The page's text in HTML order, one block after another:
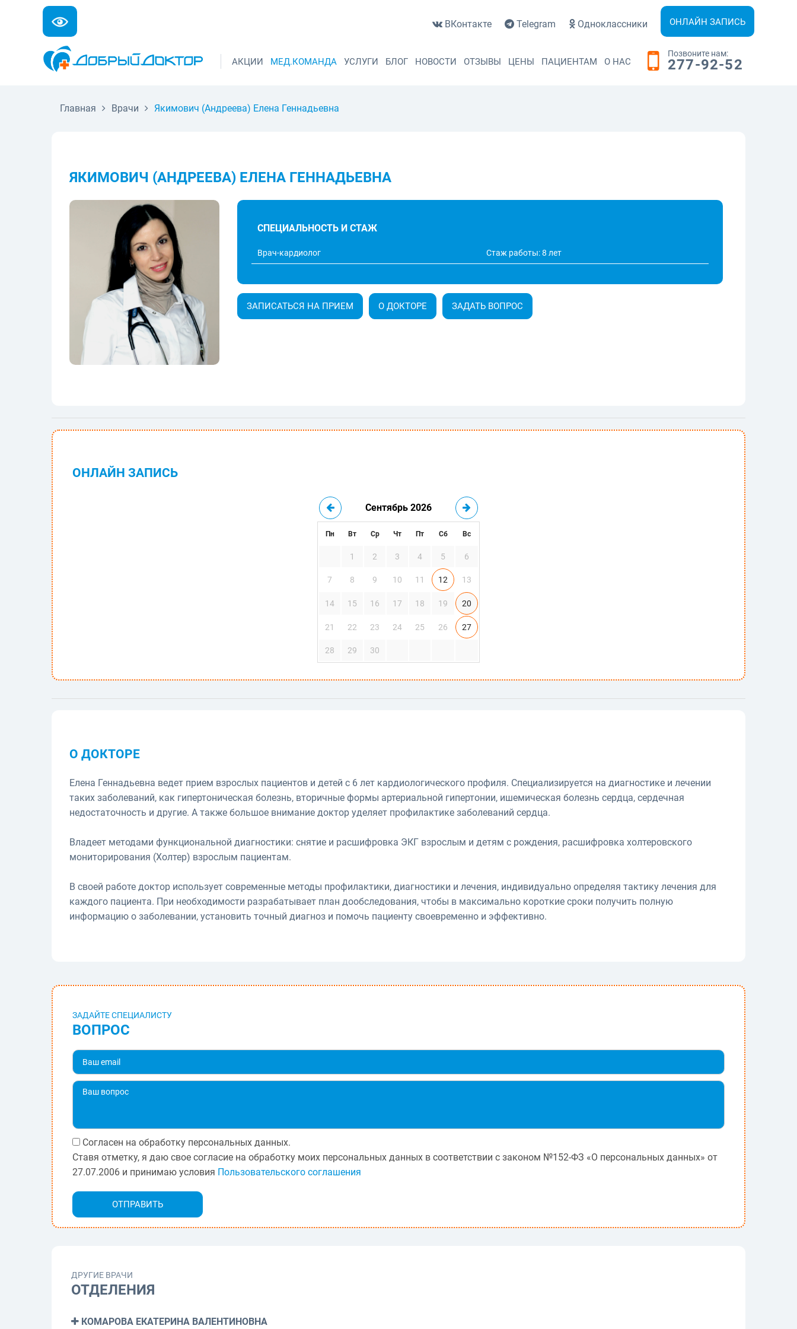
ВКонтакте Telegram Одноклассники ОНЛАЙН ЗАПИСЬ
АКЦИИ МЕД.КОМАНДА УСЛУГИ БЛОГ НОВОСТИ ОТЗЫВЫ ЦЕНЫ ПАЦИЕНТАМ О НАС
Позвоните нам:
277-92-52
Главная Врачи Якимович (Андреева) Елена Геннадьевна
ЯКИМОВИЧ (АНДРЕЕВА) ЕЛЕНА ГЕННАДЬЕВНА
СПЕЦИАЛЬНОСТЬ И СТАЖ
Врач-кардиолог Стаж работы: 8 лет
ЗАПИСАТЬСЯ НА ПРИЕМ О ДОКТОРЕ ЗАДАТЬ ВОПРОС
ОНЛАЙН ЗАПИСЬ
Сентябрь 2026
Пн Вт Ср Чт Пт Сб Вс
1 2 3 4 5 6
7 8 9 10 11 12 13
14 15 16 17 18 19 20
21 22 23 24 25 26 27
28 29 30
О ДОКТОРЕ
Елена Геннадьевна ведет прием взрослых пациентов и детей с 6 лет кардиологического профиля. Специализируется на диагностике и лечении
таких заболеваний, как гипертоническая болезнь, вторичные формы артериальной гипертонии, ишемическая болезнь сердца, сердечная
недостаточность и другие. А также большое внимание доктор уделяет профилактике заболеваний сердца.
Владеет методами функциональной диагностики: снятие и расшифровка ЭКГ взрослым и детям с рождения, расшифровка холтеровского
мониторирования (Холтер) взрослым пациентам.
В своей работе доктор использует современные методы профилактики, диагностики и лечения, индивидуально определяя тактику лечения для
каждого пациента. При необходимости разрабатывает план дообследования, чтобы в максимально короткие сроки получить полную
информацию о заболевании, установить точный диагноз и помочь пациенту своевременно и эффективно.
ЗАДАЙТЕ СПЕЦИАЛИСТУ
ВОПРОС
Согласен на обработку персональных данных.
Ставя отметку, я даю свое согласие на обработку моих персональных данных в соответствии с законом №152-ФЗ «О персональных данных» от
27.07.2006 и принимаю условия Пользовательского соглашения
ДРУГИЕ ВРАЧИ
ОТДЕЛЕНИЯ
КОМАРОВА ЕКАТЕРИНА ВАЛЕНТИНОВНА